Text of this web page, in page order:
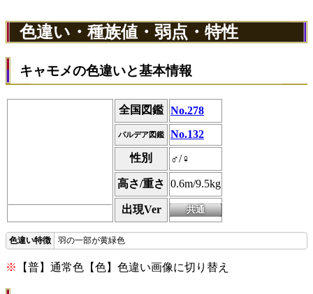
色違い・種族値・弱点・特性
キャモメの色違いと基本情報
全国図鑑 No.278
パルデア図鑑
No.132
性別
♂/♀
高さ/重さ 0.6m/9.5kg
出現Ver
羽の一部が黄緑色
※ 【普】通常色【色】色違い画像に切り替え